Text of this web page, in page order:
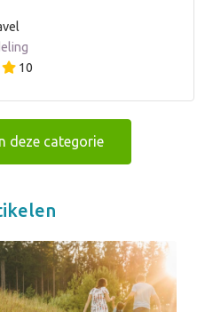
10
deze categorie